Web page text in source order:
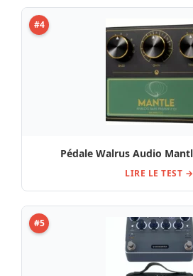
#4
LIRE LE TEST →
#5